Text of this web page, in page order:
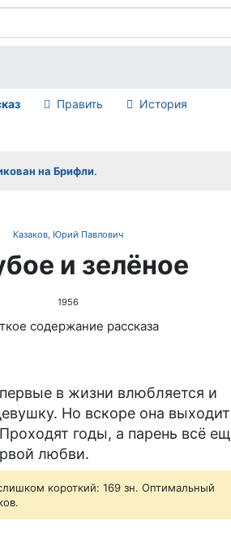
Править История
на Брифли.
Казаков, Юрий Павлович
и зелёное
1956
содержание рассказа
в жизни влюбляется и
Но вскоре она выходит
годы, а парень всё
любви.
короткий: 169 зн. Оптимальный